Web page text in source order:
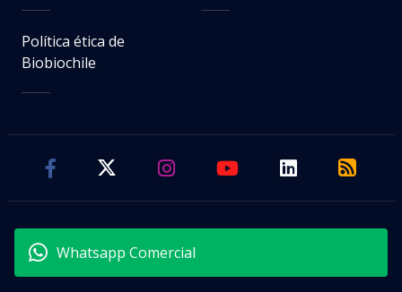
Política ética de
Biobiochile
Whatsapp Comercial